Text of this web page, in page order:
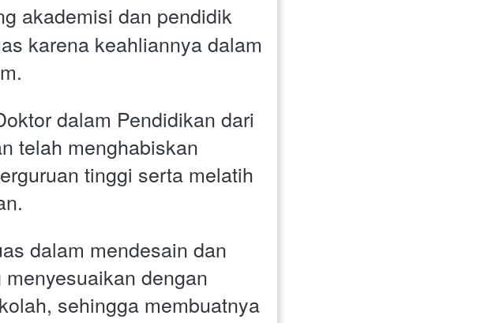
akademisi dan pendidik
karena keahliannya dalam
dalam Pendidikan dari
telah menghabiskan
tinggi serta melatih
dalam mendesain dan
dengan
sehingga membuatnya